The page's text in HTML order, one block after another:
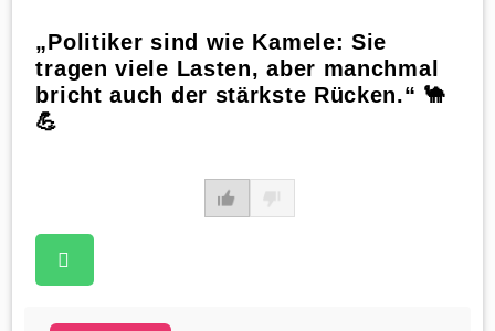
„Politiker sind wie Kamele: Sie
tragen viele Lasten, aber manchmal
bricht auch der stärkste Rücken.“ 🐪
💪